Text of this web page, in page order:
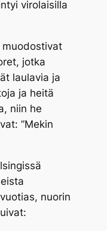
virolaisilla
muodostivat
jotka
laulavia ja
ja heitä
niin he
”Mekin
nuorin